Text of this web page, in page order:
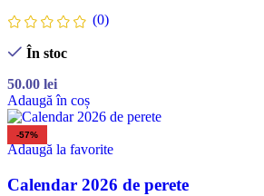
(0)
În stoc
50.00 lei
Adaugă în coș
-57%
Adaugă la favorite
Calendar 2026 de perete